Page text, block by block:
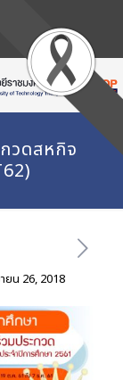
วดสหกิจ
ยน 26, 2018